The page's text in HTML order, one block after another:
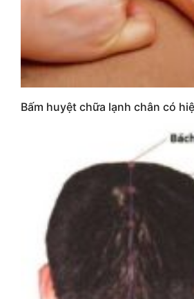
Bấm huyệt chữa lạnh chân có